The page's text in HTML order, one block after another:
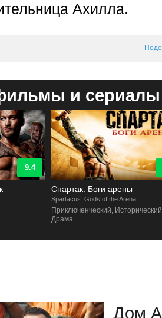
Ахилла.
и сериалы
9.4
Спартак: Боги арены
Spartacus: Gods of the Arena
Приключенческий,
Драма
Дом